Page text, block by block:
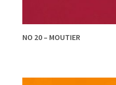
NO 20 – MOUTIER